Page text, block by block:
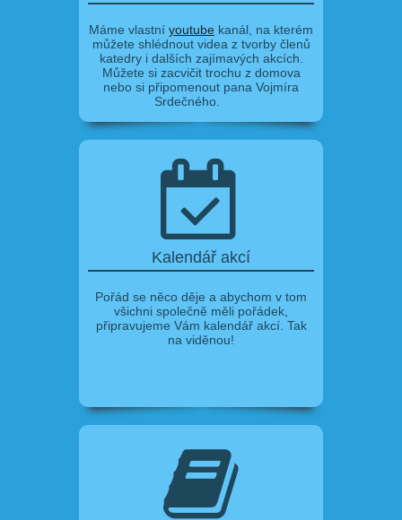
Máme vlastní youtube kanál, na kterém
můžete shlédnout videa z tvorby členů
katedry i dalších zajímavých akcích.
Můžete si zacvičit trochu z domova
nebo si připomenout pana Vojmíra
Srdečného.
Kalendář akcí
Pořád se něco děje a abychom v tom
všichni společně měli pořádek,
připravujeme Vám kalendář akcí. Tak
na viděnou!